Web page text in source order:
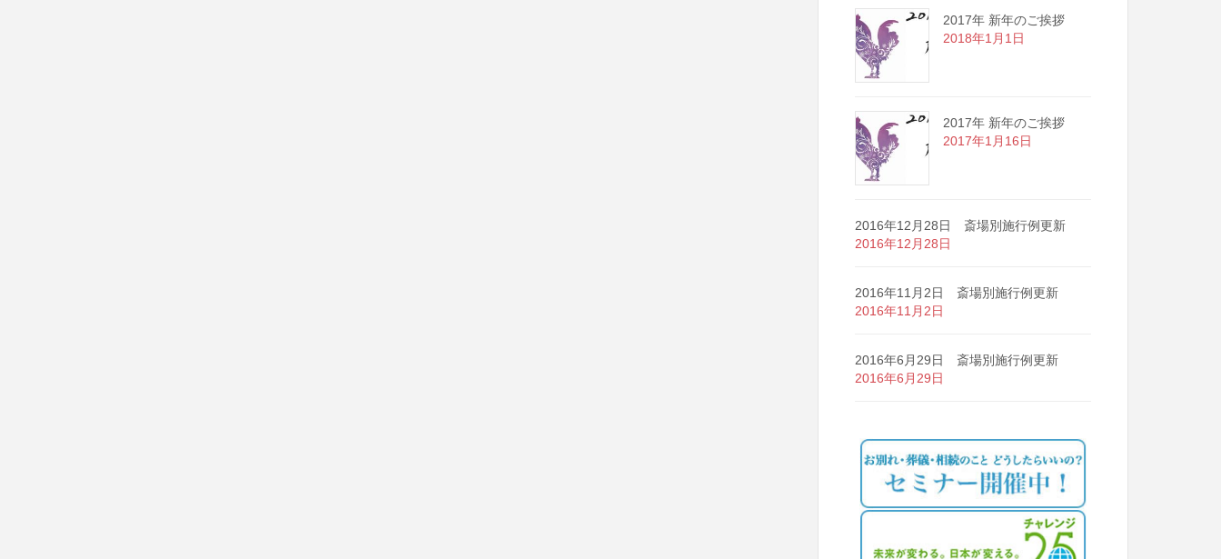
2017年 新年のご挨拶
2018年1月1日
2017年 新年のご挨拶
2017年1月16日
2016年12月28日 斎場別施行例更新
2016年12月28日
2016年11月2日 斎場別施行例更新
2016年11月2日
2016年6月29日 斎場別施行例更新
2016年6月29日